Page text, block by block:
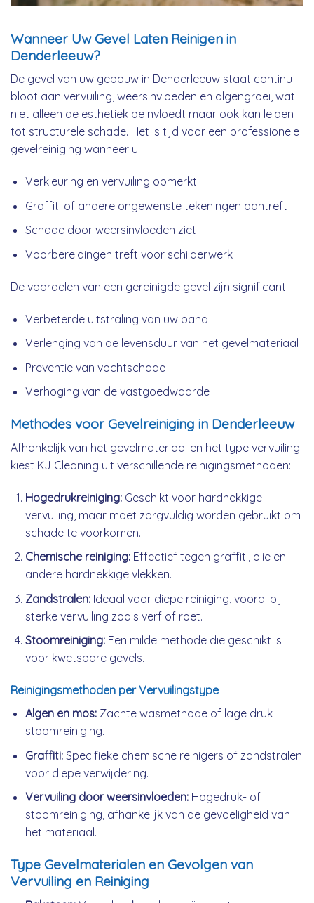
Wanneer Uw Gevel Laten Reinigen in
Denderleeuw?
De gevel van uw gebouw in Denderleeuw staat continu
bloot aan vervuiling, weersinvloeden en algengroei, wat
niet alleen de esthetiek beïnvloedt maar ook kan leiden
tot structurele schade. Het is tijd voor een professionele
gevelreiniging wanneer u:
Verkleuring en vervuiling opmerkt
Graffiti of andere ongewenste tekeningen aantreft
Schade door weersinvloeden ziet
Voorbereidingen treft voor schilderwerk
De voordelen van een gereinigde gevel zijn significant:
Verbeterde uitstraling van uw pand
Verlenging van de levensduur van het gevelmateriaal
Preventie van vochtschade
Verhoging van de vastgoedwaarde
Methodes voor Gevelreiniging in Denderleeuw
Afhankelijk van het gevelmateriaal en het type vervuiling
kiest KJ Cleaning uit verschillende reinigingsmethoden:
Hogedrukreiniging:Geschikt voor hardnekkige
vervuiling, maar moet zorgvuldig worden gebruikt om
schade te voorkomen.
Chemische reiniging:Effectief tegen graffiti, olie en
andere hardnekkige vlekken.
Zandstralen:Ideaal voor diepe reiniging, vooral bij
sterke vervuiling zoals verf of roet.
Stoomreiniging:Een milde methode die geschikt is
voor kwetsbare gevels.
Reinigingsmethoden per Vervuilingstype
Algen en mos:Zachte wasmethode of lage druk
stoomreiniging.
Graffiti:Specifieke chemische reinigers of zandstralen
voor diepe verwijdering.
Vervuiling door weersinvloeden:Hogedruk- of
stoomreiniging, afhankelijk van de gevoeligheid van
het materiaal.
Type Gevelmaterialen en Gevolgen van
Vervuiling en Reiniging